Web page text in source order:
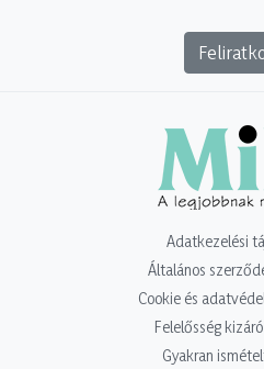
Adatkezelési
Általános
Cookie és
Felelősség
Gyakran